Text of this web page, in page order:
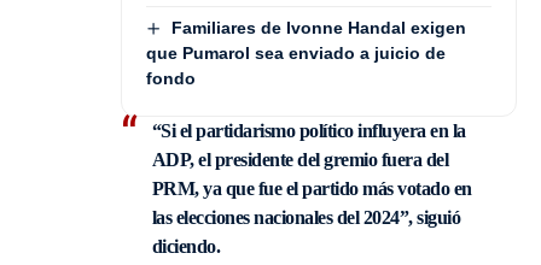
Familiares de Ivonne Handal exigen
que Pumarol sea enviado a juicio de
fondo
“Si el partidarismo político influyera en la
ADP, el presidente del gremio fuera del
PRM, ya que fue el partido más votado en
las elecciones nacionales del 2024”, siguió
diciendo.